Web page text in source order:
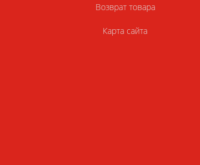
Возврат товара
Карта сайта